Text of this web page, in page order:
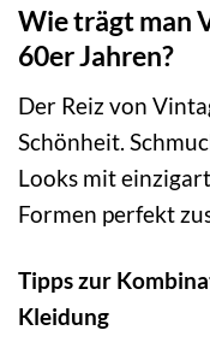
Wie trägt man
60er Jahren?
Der Reiz von
Schönheit.
Looks mit
Formen perfekt
Tipps zur
Kleidung